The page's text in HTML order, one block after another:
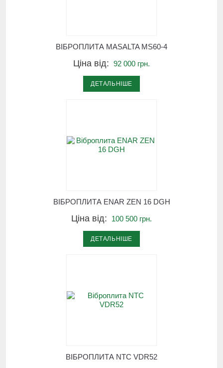
ВІБРОПЛИТА MASALTA MS60-4
Ціна від: 92 000 грн.
ДЕТАЛЬНІШЕ
ВІБРОПЛИТА ЕNAR ZEN 16 DGH
Ціна від: 100 500 грн.
ДЕТАЛЬНІШЕ
ВІБРОПЛИТА NTC VDR52